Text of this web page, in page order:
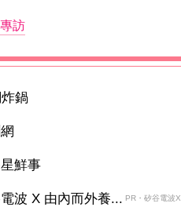
訪
鍋
鮮事
波 X 由內而外養... PR・矽谷電波X